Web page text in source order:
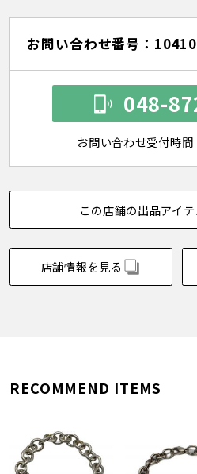
お問い合わせ番号：
048-
お問い合わせ受付時
この店舗の出品アイ
店舗情報を見る
RECOMMEND ITEMS